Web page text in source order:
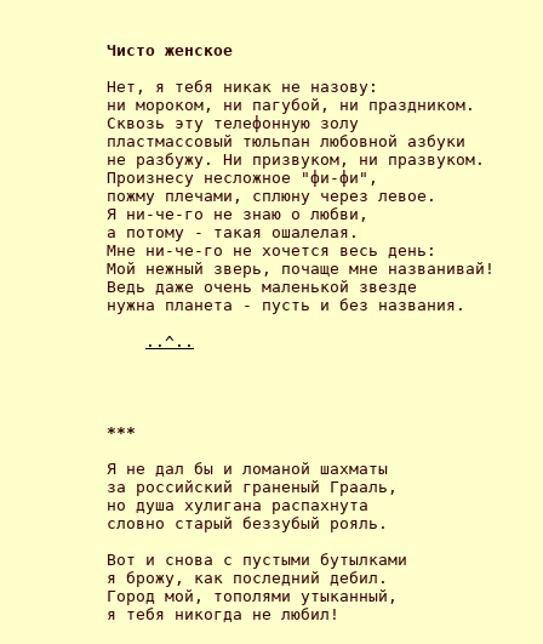
Чисто женское
Нет, я тебя никак не назову:
ни мороком, ни пагубой, ни праздником.
Сквозь эту телефонную золу
пластмассовый тюльпан любовной азбуки
не разбужу. Ни призвуком, ни празвуком.
Произнесу несложное "фи-фи",
пожму плечами, сплюну через левое.
Я ни-че-го не знаю о любви,
а потому - такая ошалелая.
Мне ни-че-го не хочется весь день:
Мой нежный зверь, почаще мне названивай!
Ведь даже очень маленькой звезде
нужна планета - пусть и без названия.
..^..
***
Я не дал бы и ломаной шахматы
за российский граненый Грааль,
но душа хулигана распахнута
словно старый беззубый рояль.
Вот и снова с пустыми бутылками
я брожу, как последний дебил.
Город мой, тополями утыканный,
я тебя никогда не любил!